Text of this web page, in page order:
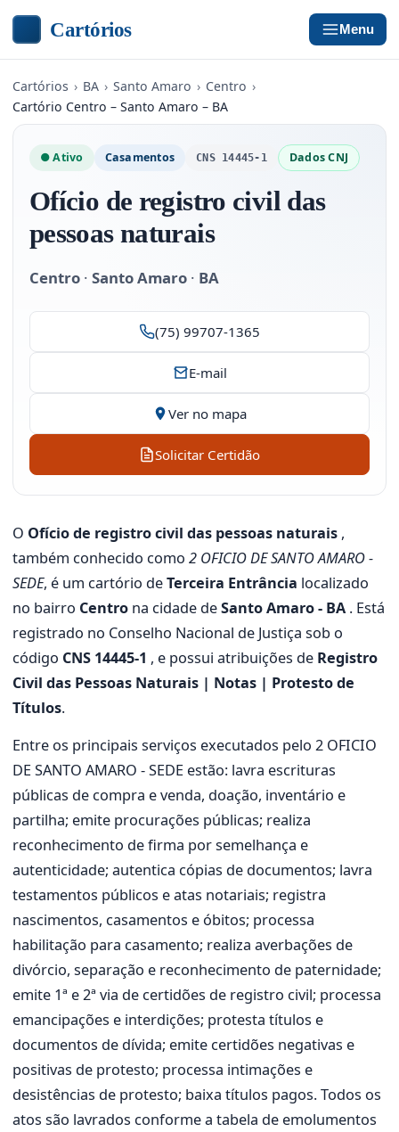
Cartórios Menu
Cartórios › BA › Santo Amaro › Centro ›
Cartório Centro – Santo Amaro – BA
● Ativo Casamentos CNS 14445-1 Dados CNJ
Ofício de registro civil das
pessoas naturais
Centro · Santo Amaro · BA
(75) 99707-1365
E-mail
Ver no mapa
Solicitar Certidão
O Ofício de registro civil das pessoas naturais ,
também conhecido como 2 OFICIO DE SANTO AMARO -
SEDE, é um cartório deTerceira Entrância localizado
no bairro Centro na cidade deSanto Amaro - BA . Está
registrado no Conselho Nacional de Justiça sob o
código CNS 14445-1 , e possui atribuições de Registro
Civil das Pessoas Naturais | Notas | Protesto de
Títulos.
Entre os principais serviços executados pelo 2 OFICIO
DE SANTO AMARO - SEDE estão: lavra escrituras
públicas de compra e venda, doação, inventário e
partilha; emite procurações públicas; realiza
reconhecimento de firma por semelhança e
autenticidade; autentica cópias de documentos; lavra
testamentos públicos e atas notariais; registra
nascimentos, casamentos e óbitos; processa
habilitação para casamento; realiza averbações de
divórcio, separação e reconhecimento de paternidade;
emite 1ª e 2ª via de certidões de registro civil; processa
emancipações e interdições; protesta títulos e
documentos de dívida; emite certidões negativas e
positivas de protesto; processa intimações e
desistências de protesto; baixa títulos pagos. Todos os
atos são lavrados conforme a tabela de emolumentos